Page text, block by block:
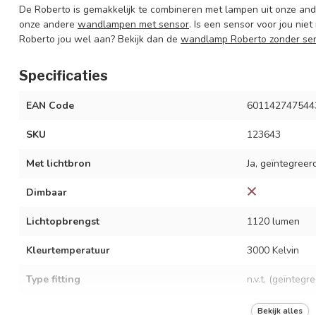
De Roberto is gemakkelijk te combineren met lampen uit onze
onze andere wandlampen met sensor. Is een sensor voor jou
Roberto jou wel aan? Bekijk dan de wandlamp Roberto zonder
Specificaties
EAN Code
SKU 123643
Met lichtbron Ja,
Dimbaar
Lichtopbrengst 1120 lumen
Kleurtemperatuur 3000 Kelvin
Type fitting n.v.t.
10,5 watt
Bekijk alles